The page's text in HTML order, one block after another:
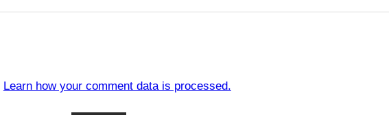
Learn how your comment data is processed.